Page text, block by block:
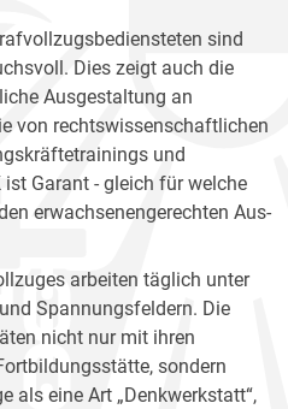
sind
Dies zeigt auch die
Ausgestaltung an
von rechtswissenschaftlichen
und
Garant - gleich für welche
erwachsenengerechten Aus-
arbeiten täglich unter
Spannungsfeldern. Die
nicht nur mit ihren
sondern
als eine Art „Denkwerkstatt“,